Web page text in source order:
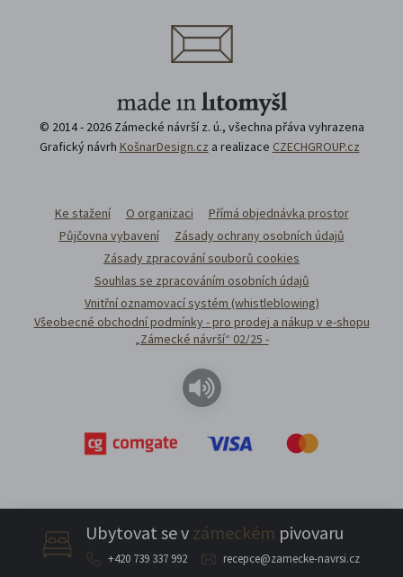
Ubytovat se v zámeckém pivovaru
+420 739 337 992 recepce@zamecke-navrsi.cz
© 2014 - 2026 Zámecké návrší z. ú., všechna přáva vyhrazena
Grafický návrh KošnarDesign.cz a realizace CZECHGROUP.cz
Ke stažení O organizaci
Přímá objednávka prostor
Půjčovna vybavení
Zásady ochrany osobních údajů
Zásady zpracování souborů cookies
Souhlas se zpracováním osobních údajů
Vnitřní oznamovací systém (whistleblowing)
Všeobecné obchodní podmínky - pro prodej a nákup v e-shopu
„Zámecké návrší“ 02/25 -